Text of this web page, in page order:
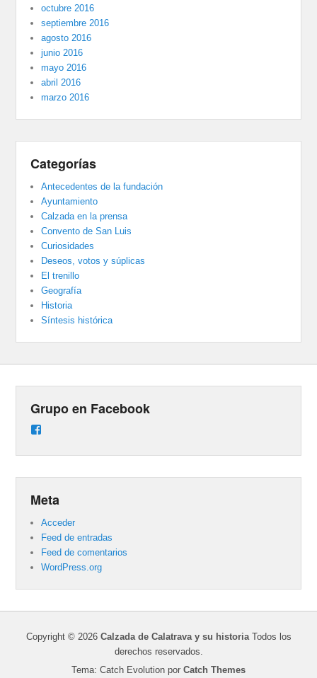
octubre 2016
septiembre 2016
agosto 2016
junio 2016
mayo 2016
abril 2016
marzo 2016
Categorías
Antecedentes de la fundación
Ayuntamiento
Calzada en la prensa
Convento de San Luis
Curiosidades
Deseos, votos y súplicas
El trenillo
Geografía
Historia
Síntesis histórica
Grupo en Facebook
Meta
Acceder
Feed de entradas
Feed de comentarios
WordPress.org
Copyright © 2026 Calzada de Calatrava y su historiaTodos los
derechos reservados.
Tema: Catch Evolution por Catch Themes